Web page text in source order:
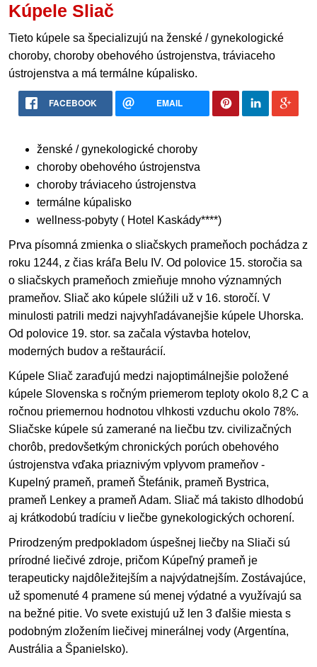
Kúpele Sliač
Tieto kúpele sa špecializujú na ženské / gynekologické
choroby, choroby obehového ústrojenstva, tráviaceho
ústrojenstva a má termálne kúpalisko.
FACEBOOK EMAIL
ženské / gynekologické choroby
choroby obehového ústrojenstva
choroby tráviaceho ústrojenstva
termálne kúpalisko
wellness-pobyty ( Hotel Kaskády****)
Prva písomná zmienka o sliačskych prameňoch pochádza z
roku 1244, z čias kráľa Belu IV. Od polovice 15. storočia sa
o sliačskych prameňoch zmieňuje mnoho významných
prameňov. Sliač ako kúpele slúžili už v 16. storočí. V
minulosti patrili medzi najvyhľadávanejšie kúpele Uhorska.
Od polovice 19. stor. sa začala výstavba hotelov,
moderných budov a reštaurácií.
Kúpele Sliač zaraďujú medzi najoptimálnejšie položené
kúpele Slovenska s ročným priemerom teploty okolo 8,2 C a
ročnou priemernou hodnotou vlhkosti vzduchu okolo 78%.
Sliačske kúpele sú zamerané na liečbu tzv. civilizačných
chorôb, predovšetkým chronických porúch obehového
ústrojenstva vďaka priaznivým vplyvom prameňov -
Kupelný prameň, prameň Štefánik, prameň Bystrica,
prameň Lenkey a prameň Adam. Sliač má takisto dlhodobú
aj krátkodobú tradíciu v liečbe gynekologických ochorení.
Prirodzeným predpokladom úspešnej liečby na Sliači sú
prírodné liečivé zdroje, pričom Kúpeľný prameň je
terapeuticky najdôležitejším a najvýdatnejším. Zostávajúce,
už spomenuté 4 pramene sú menej výdatné a využívajú sa
na bežné pitie. Vo svete existujú už len 3 ďalšie miesta s
podobným zložením liečivej minerálnej vody (Argentína,
Austrália a Španielsko).